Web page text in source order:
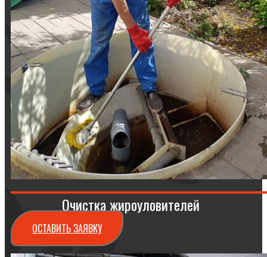
Очистка жироуловителей
ОСТАВИТЬ ЗАЯВКУ